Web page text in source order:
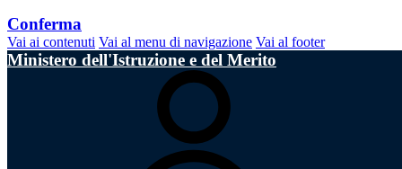
Conferma
Vai ai contenuti Vai al menu di navigazione Vai al footer
Ministero dell'Istruzione e del Merito